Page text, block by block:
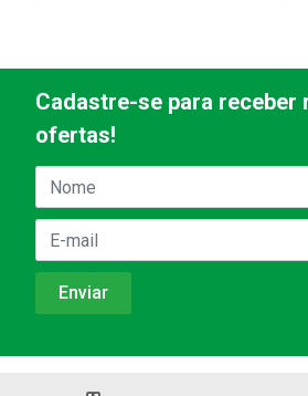
Cadastre-se para receber
ofertas!